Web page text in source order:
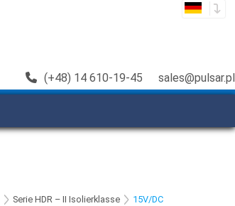
(+48) 14 610-19-45 sales@pulsar.pl
Serie HDR – II Isolierklasse 15V/DC